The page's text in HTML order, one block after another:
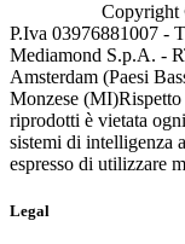
Copyright
P.Iva 03976881007 -
Mediamond S.p.A. -
Amsterdam (Paesi
Monzese (MI)Rispetto
riprodotti è vietata
sistemi di intelligenza
espresso di utilizzare
Legal